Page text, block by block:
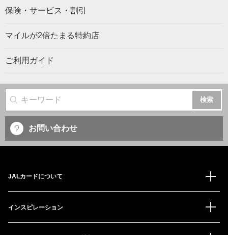
保険・サービス・割引
マイルが2倍たまる特約店
ご利用ガイド
サイト内検索
お問い合わせ
JALカードについて
インスピレーション